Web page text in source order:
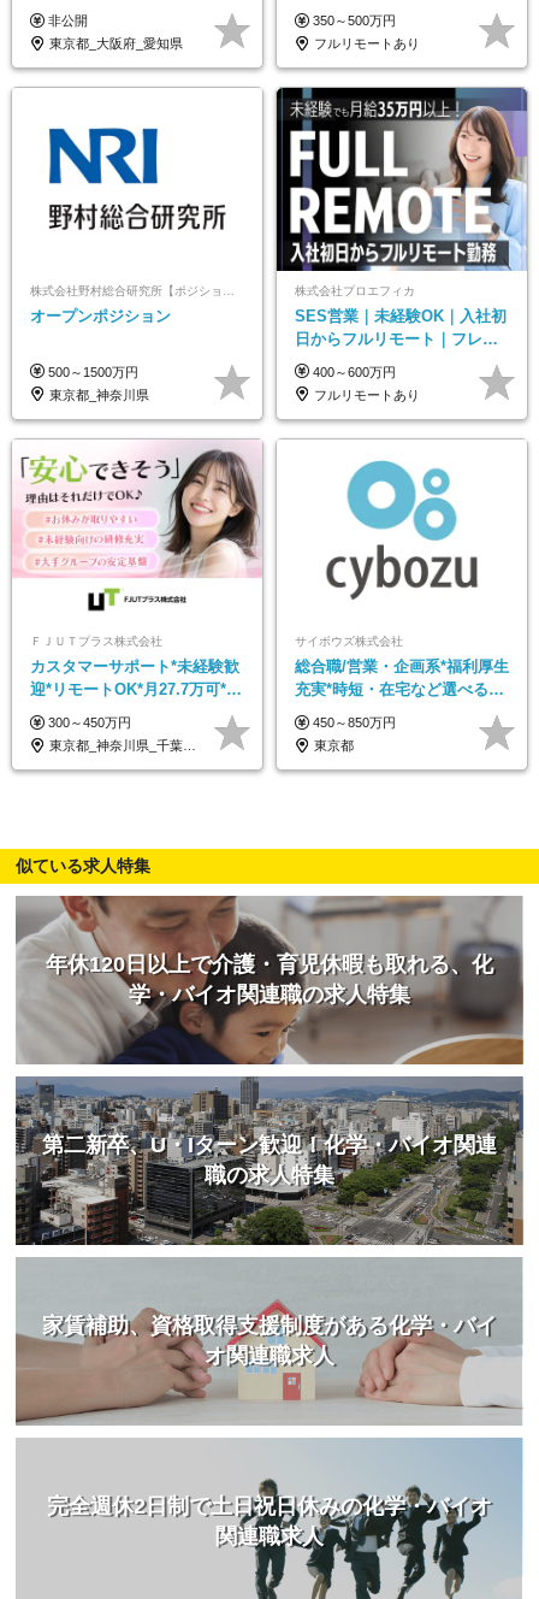
／プライム上場／土日祝休み
／東京・大阪・名古屋
非公開
東京都_大阪府_愛知県
髪色・ネイル・服装自由#残業
少なめ#土日祝休み
350～500万円
フルリモートあり
オープンポジション
500～1500万円
東京都_神奈川県
株式会社プロエフィカ
SES営業｜未経験OK｜入社初
日からフルリモート｜フレッ
クス可｜残業月平均10h以下｜
事業立ち上げメンバー
400～600万円
フルリモートあり
ＦＪＵＴプラス株式会社
カスタマーサポート*未経験歓
迎*リモートOK*月27.7万可*賞
与年2回*転勤なし*連休
OK/ZE010232
300～450万円
東京都_神奈川県_千葉県_大阪府_愛知県…
サイボウズ株式会社
総合職/営業・企画系*福利厚生
充実*時短・在宅など選べる働
き方*賞与年2回
450～850万円
東京都
似ている求人特集
年休120日以上で介護・育児休暇も取れる、化
学・バイオ関連職の求人特集
第二新卒、U・Iターン歓迎！化学・バイオ関連
職の求人特集
家賃補助、資格取得支援制度がある化学・バイ
オ関連職求人
完全週休2日制で土日祝日休みの化学・バイオ
関連職求人